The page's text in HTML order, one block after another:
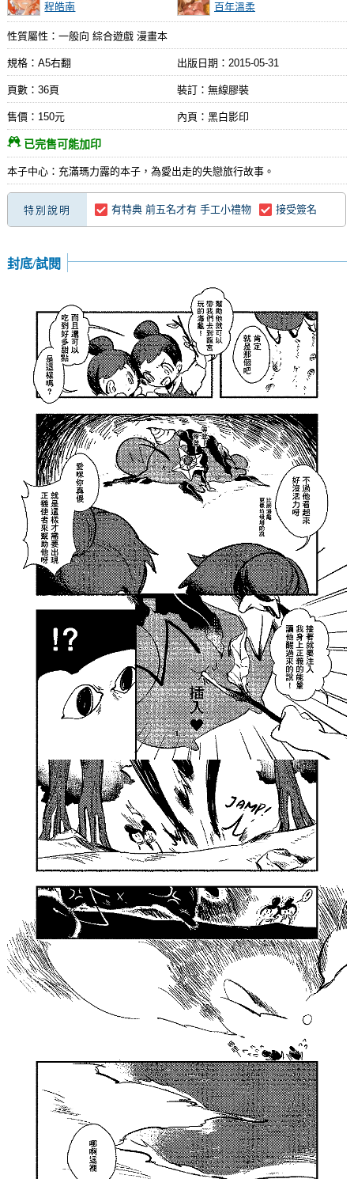
程皓南 百年溫柔
性質屬性：一般向 綜合遊戲 漫畫本
規格：A5右翻 出版日期： 2015-05-31
頁數：36頁 裝訂：無線膠裝
售價：150元 內頁：黑白影印
已完售可能加印
本子中心：充滿瑪力露的本子，為愛出走的失戀旅行故事。
特別說明 有特典 前五名才有 手工小禮物 接受簽名
封底/試閱